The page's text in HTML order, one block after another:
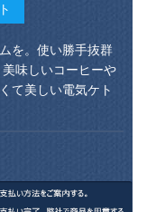
を。使い勝手抜群
味しいコーヒーや
て美しい電気ケト